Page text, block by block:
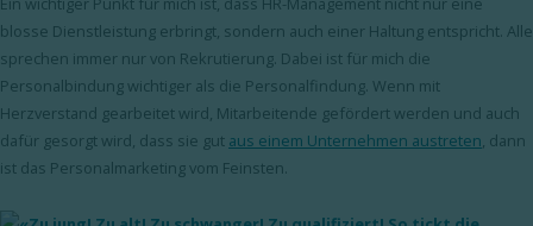
blosse Dienstleistung erbringt, sondern auch einer Haltung entspricht. Alle
sprechen immer nur von Rekrutierung. Dabei ist für mich die
Personalbindung wichtiger als die Personalfindung. Wenn mit
Herzverstand gearbeitet wird, Mitarbeitende gefördert werden und auch
dafür gesorgt wird, dass sie gut aus einem Unternehmen austreten, dann
ist das Personalmarketing vom Feinsten.